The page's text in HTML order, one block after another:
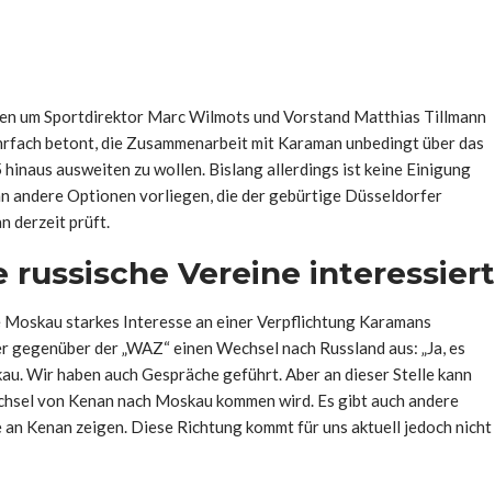
um Sportdirektor Marc Wilmots und Vorstand Matthias Tillmann
betont, die Zusammenarbeit mit Karaman unbedingt über das
ausweiten zu wollen. Bislang allerdings ist keine Einigung
andere Optionen vorliegen, die der gebürtige Düsseldorfer
derzeit prüft.
russische Vereine interessiert
starkes Interesse an einer Verpflichtung Karamans
der „WAZ“ einen Wechsel nach Russland aus: „Ja, es
Wir haben auch Gespräche geführt. Aber an dieser Stelle kann
von Kenan nach Moskau kommen wird. Es gibt auch andere
Kenan zeigen. Diese Richtung kommt für uns aktuell jedoch nicht